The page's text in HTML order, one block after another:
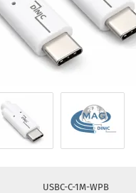
USBC-C-1M-WPB